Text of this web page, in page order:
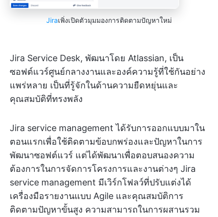
Jiraเพิ่งเปิดตัวมุมมองการติดตามปัญหาใหม่
Jira Service Desk, พัฒนาโดย Atlassian, เป็น
ซอฟต์แวร์ศูนย์กลางงานและองค์ความรู้ที่ใช้กันอย่าง
แพร่หลาย เป็นที่รู้จักในด้านความยืดหยุ่นและ
คุณสมบัติที่ทรงพลัง
Jira service management ได้รับการออกแบบมาใน
ตอนแรกเพื่อใช้ติดตามข้อบกพร่องและปัญหาในการ
พัฒนาซอฟต์แวร์ แต่ได้พัฒนาเพื่อตอบสนองความ
ต้องการในการจัดการโครงการและงานต่างๆ Jira
service management มีเวิร์กโฟลว์ที่ปรับแต่งได้
เครื่องมือรายงานแบบ Agile และคุณสมบัติการ
ติดตามปัญหาขั้นสูง ความสามารถในการผสานรวม